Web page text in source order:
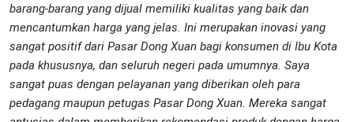
barang-barang yang dijual memiliki kualitas yang baik dan
mencantumkan harga yang jelas. Ini merupakan inovasi yang
sangat positif dari Pasar Dong Xuan bagi konsumen di Ibu Kota
pada khususnya, dan seluruh negeri pada umumnya. Saya
sangat puas dengan pelayanan yang diberikan oleh para
pedagang maupun petugas Pasar Dong Xuan. Mereka sangat